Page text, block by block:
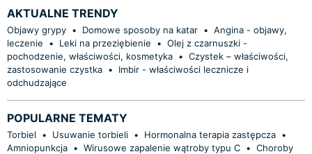
AKTUALNE TRENDY
Objawy grypy • Domowe sposoby na katar • Angina - objawy,
leczenie
• Leki na przeziębienie • Olej z czarnuszki -
pochodzenie, właściwości, kosmetyka • Czystek – właściwości,
zastosowanie czystka •
Imbir - właściwości lecznicze i
odchudzające
POPULARNE TEMATY
Torbiel • Usuwanie torbieli • Hormonalna terapia zastępcza •
Amniopunkcja • Wirusowe zapalenie wątroby typu C • Choroby